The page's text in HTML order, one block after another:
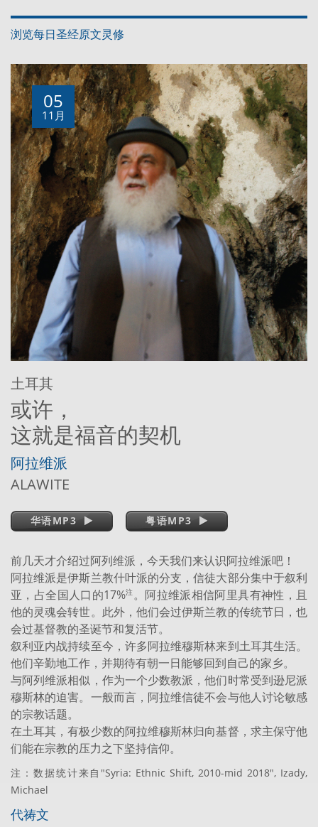
浏览每日圣经原文灵修
土耳其
或许，
这就是福音的契机
阿拉维派
ALAWITE
05
11月
华语MP3 粤语MP3
前几天才介绍过阿列维派，今天我们来认识阿拉维派吧！
阿拉维派是伊斯兰教什叶派的分支，信徒大部分集中于叙利
亚，占全国人口的17%注 。阿拉维派相信阿里具有神性，且
他的灵魂会转世。此外，他们会过伊斯兰教的传统节日，也
会过基督教的圣诞节和复活节。
叙利亚内战持续至今，许多阿拉维穆斯林来到土耳其生活。
他们辛勤地工作，并期待有朝一日能够回到自己的家乡。
与阿列维派相似，作为一个少数教派，他们时常受到逊尼派
穆斯林的迫害。一般而言，阿拉维信徒不会与他人讨论敏感
的宗教话题。
在土耳其，有极少数的阿拉维穆斯林归向基督，求主保守他
们能在宗教的压力之下坚持信仰。
注：数据统计来自"Syria: Ethnic Shift, 2010-mid 2018", Izady,
Michael
代祷文